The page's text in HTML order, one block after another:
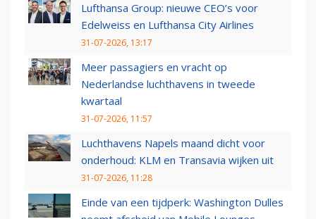
Lufthansa Group: nieuwe CEO’s voor
Edelweiss en Lufthansa City Airlines
31-07-2026, 13:17
Meer passagiers en vracht op
Nederlandse luchthavens in tweede
kwartaal
31-07-2026, 11:57
Luchthavens Napels maand dicht voor
onderhoud: KLM en Transavia wijken uit
31-07-2026, 11:28
Einde van een tijdperk: Washington Dulles